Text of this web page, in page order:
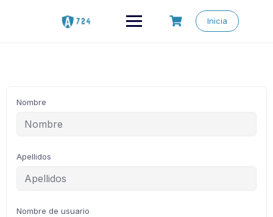
Inicia
Nombre
Apellidos
Nombre de usuario